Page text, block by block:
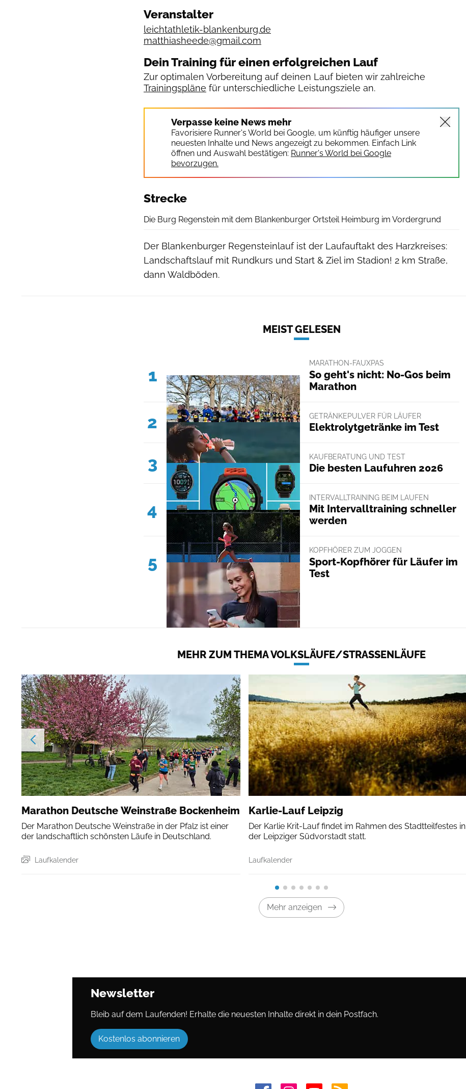
Veranstalter
leichtathletik-blankenburg.de
matthiasheede@gmail.com
Dein Training für einen erfolgreichen Lauf
Zur optimalen Vorbereitung auf deinen Lauf bieten wir zahlreiche
Trainingspläne für unterschiedliche Leistungsziele an.
Verpasse keine News mehr
Favorisiere Runner's World bei Google, um künftig häufiger unsere
neuesten Inhalte und News angezeigt zu bekommen. Einfach Link
öffnen und Auswahl bestätigen: Runner's World bei Google
bevorzugen.
Strecke
Die Burg Regenstein mit dem Blankenburger Ortsteil Heimburg im Vordergrund
Der Blankenburger Regensteinlauf ist der Laufauftakt des Harzkreises:
Landschaftslauf mit Rundkurs und Start & Ziel im Stadion! 2 km Straße,
dann Waldböden.
MEIST GELESEN
1
MARATHON-FAUXPAS
So geht's nicht: No-Gos beim
Marathon
2 GETRÄNKEPULVER FÜR LÄUFER
Elektrolytgetränke im Test
3 KAUFBERATUNG UND TEST
Die besten Laufuhren 2026
4
INTERVALLTRAINING BEIM LAUFEN
Mit Intervalltraining schneller
werden
5
KOPFHÖRER ZUM JOGGEN
Sport-Kopfhörer für Läufer im
Test
MEHR ZUM THEMA VOLKSLÄUFE/STRASSENLÄUFE
Marathon Deutsche Weinstraße Bockenheim
Der Marathon Deutsche Weinstraße in der Pfalz ist einer
der landschaftlich schönsten Läufe in Deutschland.
Laufkalender
Karlie-Lauf Leipzig
Der Karlie Krit-Lauf findet im Rahmen des Stadtteilfestes in
der Leipziger Südvorstadt statt.
Laufkalender
Mehr anzeigen
Newsletter
Bleib auf dem Laufenden! Erhalte die neuesten Inhalte direkt in dein Postfach.
Kostenlos abonnieren